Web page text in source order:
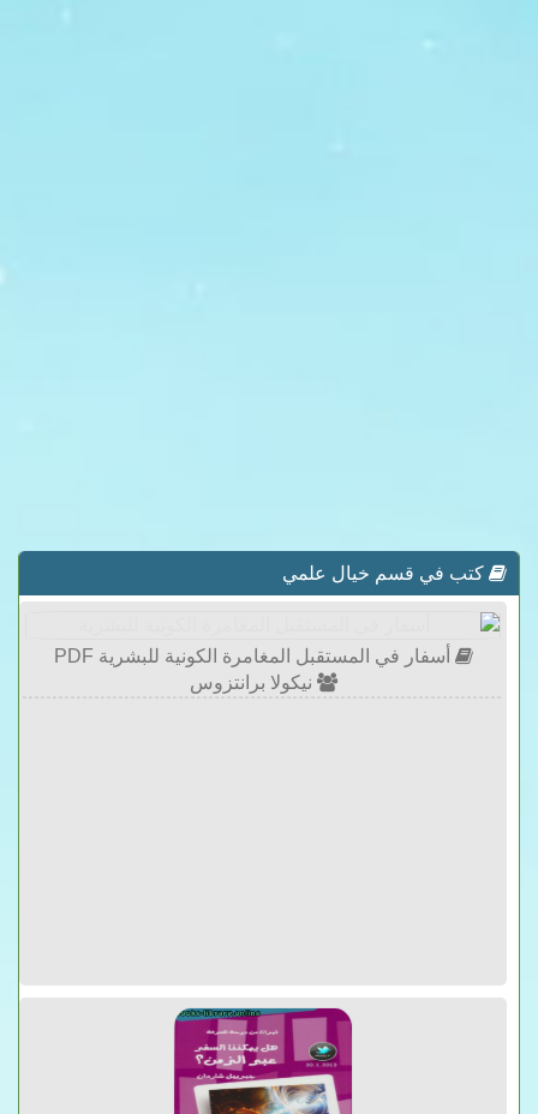
كتب في قسم خيال علمي
أسفار في المستقبل المغامرة الكونية للبشرية PDF
نيكولا برانتزوس